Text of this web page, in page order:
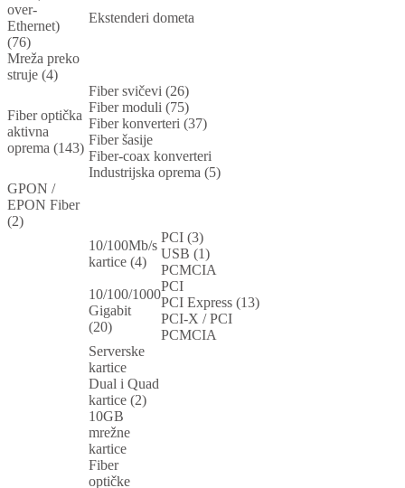
over-
Ethernet)
(76)
Ekstenderi dometa
Mreža preko
struje (4)
Fiber optička
aktivna
oprema (143)
Fiber svičevi (26)
Fiber moduli (75)
Fiber konverteri (37)
Fiber šasije
Fiber-coax konverteri
Industrijska oprema (5)
GPON /
EPON Fiber
(2)
10/100Mb/s
kartice (4)
PCI (3)
USB (1)
PCMCIA
10/100/1000
Gigabit
(20)
PCI
PCI Express (13)
PCI-X / PCI
PCMCIA
Serverske
kartice
Dual i Quad
kartice (2)
10GB
mrežne
kartice
Fiber
optičke